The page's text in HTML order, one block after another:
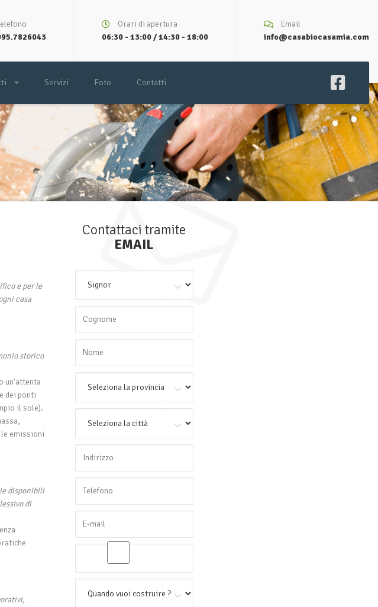
Orari di apertura
06:30 - 13:00 / 14:30 - 18:00
Email
info@casabiocasamia.com
Servizi Foto Contatti
e per le
casa
storico
un'attenta
dei ponti
il sole).
emissioni
disponibili
di
Contattaci tramite
EMAIL